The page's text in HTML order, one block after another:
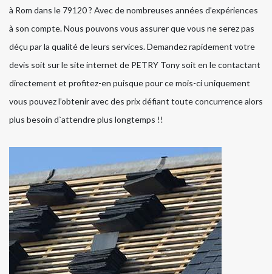
à Rom dans le 79120 ? Avec de nombreuses années d’expériences
à son compte. Nous pouvons vous assurer que vous ne serez pas
déçu par la qualité de leurs services. Demandez rapidement votre
devis soit sur le site internet de PETRY Tony soit en le contactant
directement et profitez-en puisque pour ce mois-ci uniquement
vous pouvez l’obtenir avec des prix défiant toute concurrence alors
plus besoin d`attendre plus longtemps !!